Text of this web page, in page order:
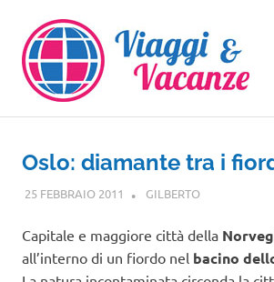
contenuto
Oslo: diamante tra i
25 FEBBRAIO 2011 GILBERTOEUROPA
Capitale e maggiore città della
all’interno di un fiordo nel bacino